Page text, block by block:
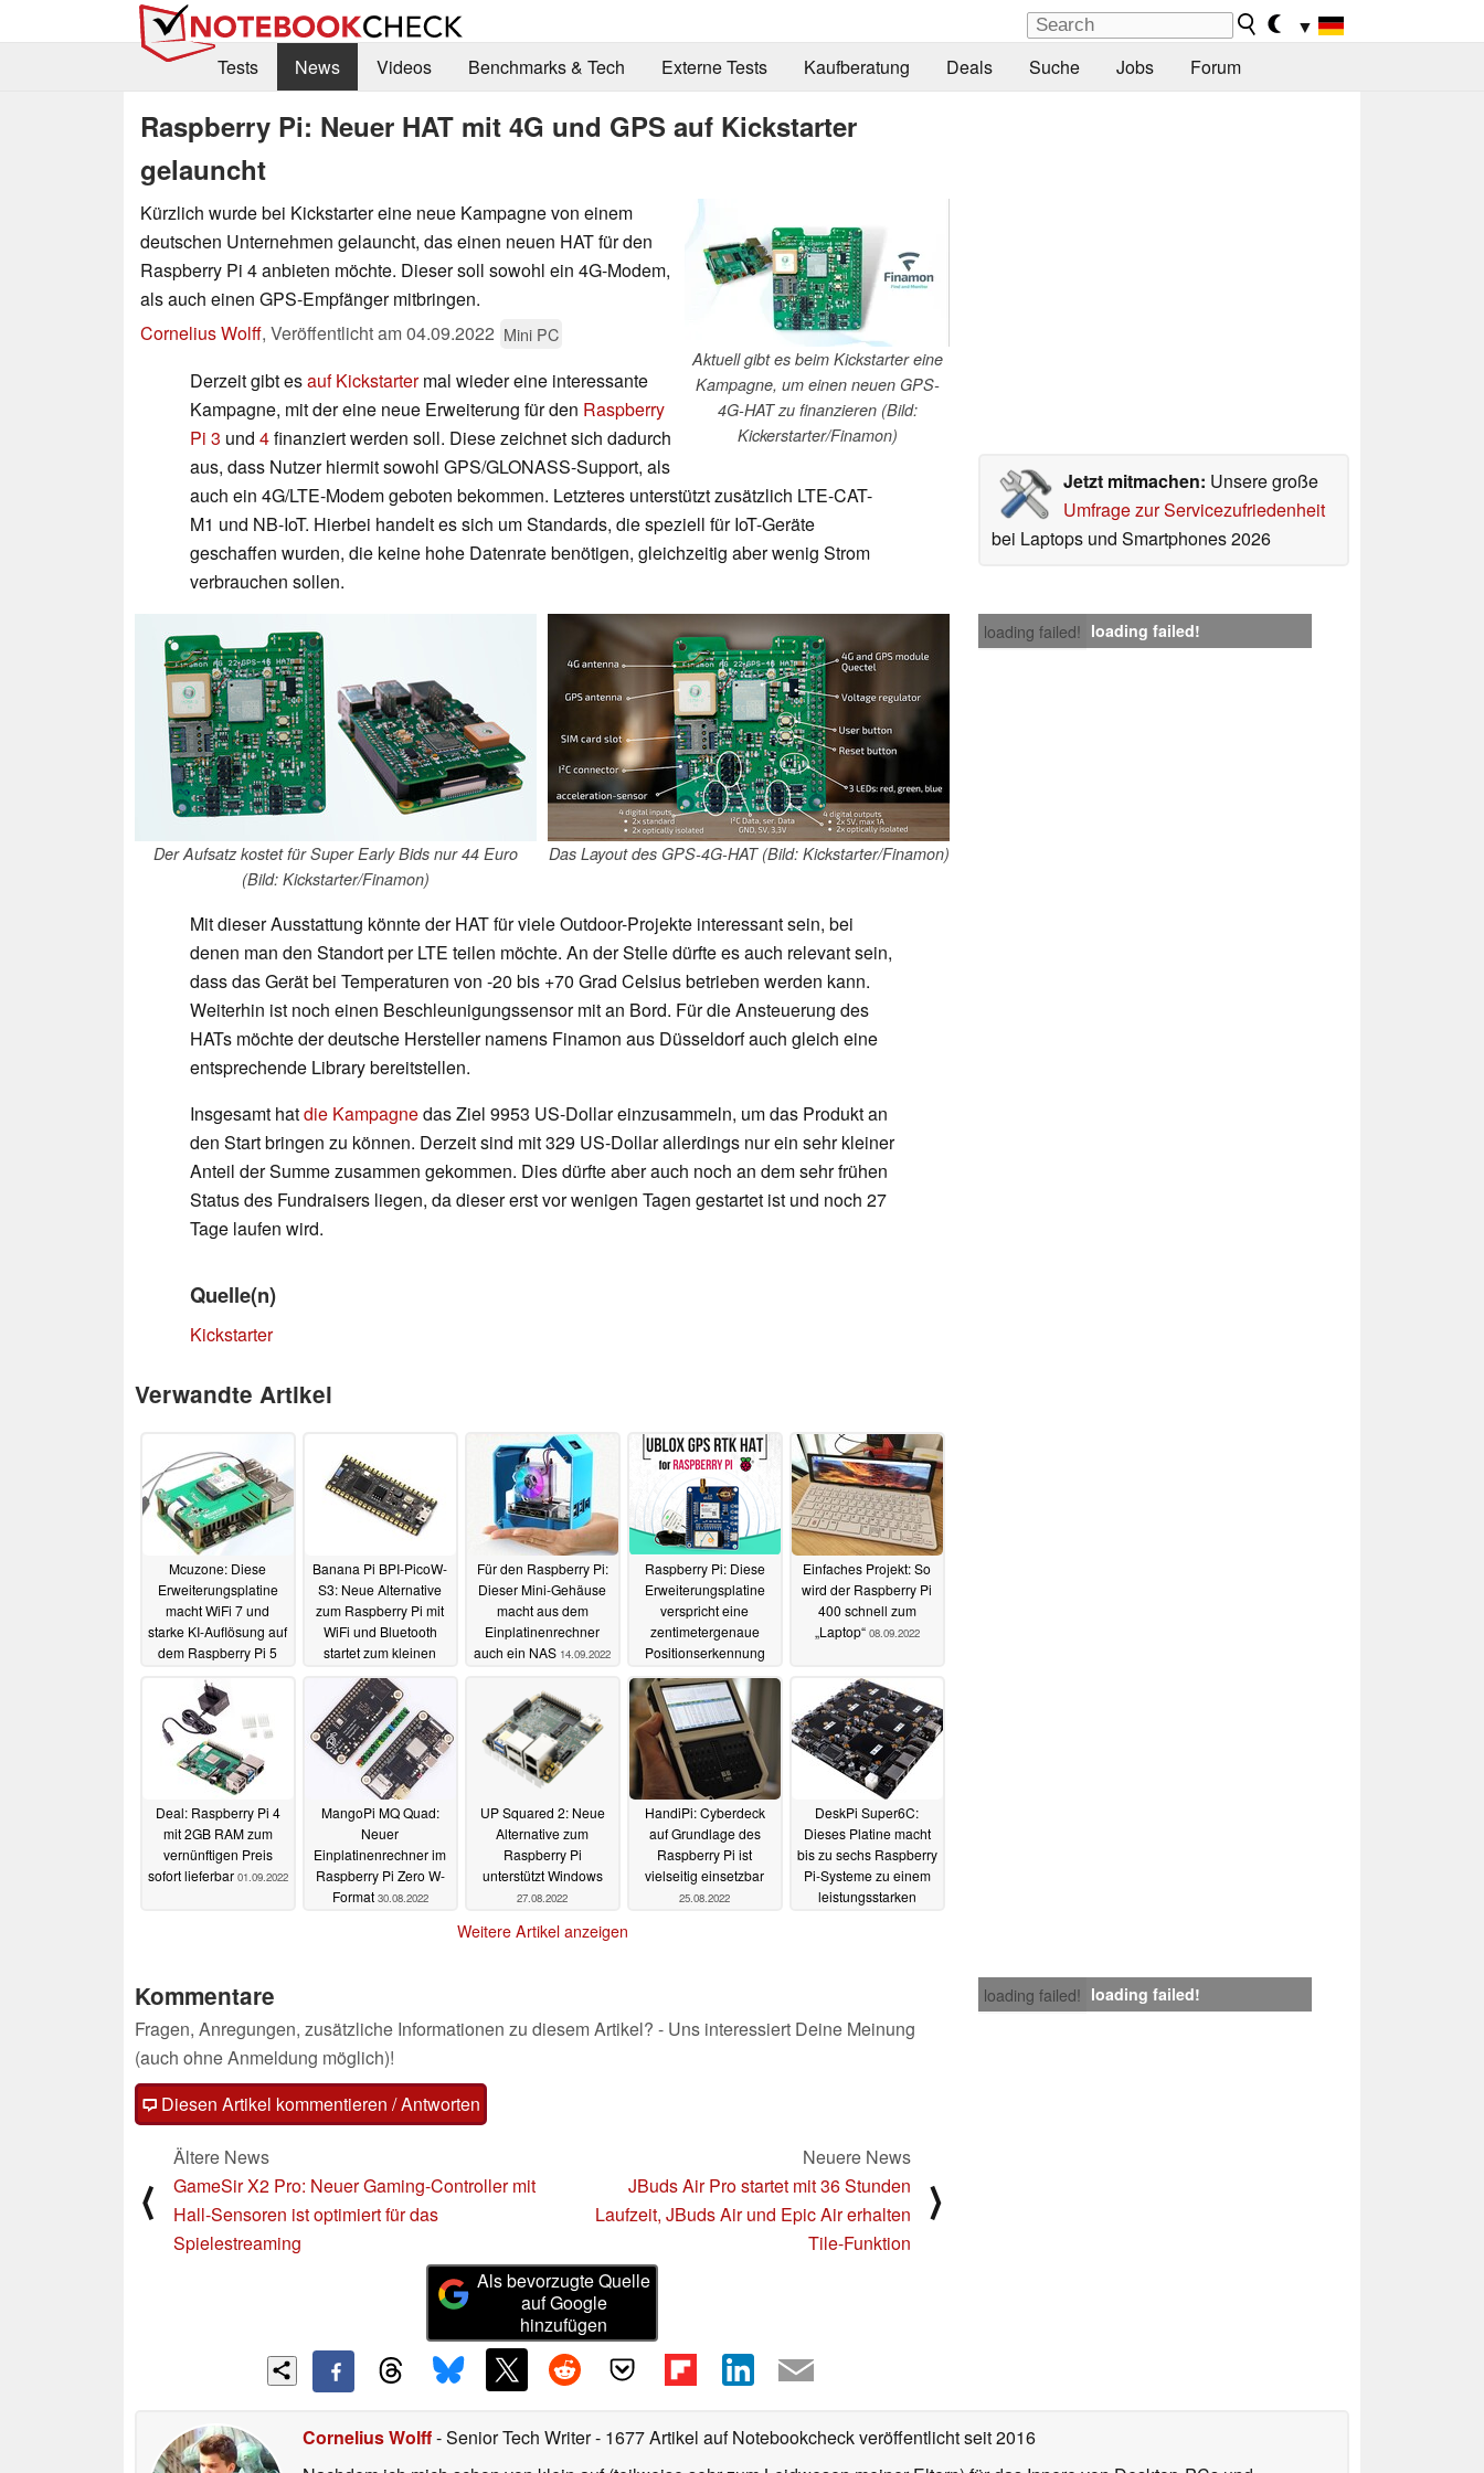
▼
Tests
News Videos Benchmarks & Tech Externe Tests Kaufberatung Deals Suche Jobs Forum
Raspberry Pi: Neuer HAT mit 4G und GPS auf Kickstarter
gelauncht
Aktuell gibt es beim Kickstarter eine
Kampagne, um einen neuen GPS-
4G-HAT zu finanzieren (Bild:
Kickerstarter/Finamon)
Kürzlich wurde bei Kickstarter eine neue Kampagne von einem
deutschen Unternehmen gelauncht, das einen neuen HAT für den
Raspberry Pi 4 anbieten möchte. Dieser soll sowohl ein 4G-Modem,
als auch einen GPS-Empfänger mitbringen.
Cornelius Wolff, Veröffentlicht am04.09.2022 Mini PC
Jetzt mitmachen: Unsere große
Umfrage zur Servicezufriedenheit
bei Laptops und Smartphones 2026
Derzeit gibt esauf Kickstartermal wieder eine interessante
Kampagne, mit der eine neue Erweiterung für den Raspberry
Pi 3 und 4finanziert werden soll. Diese zeichnet sich dadurch
aus, dass Nutzer hiermit sowohl GPS/GLONASS-Support, als
auch ein 4G/LTE-Modem geboten bekommen. Letzteres unterstützt zusätzlich LTE-CAT-
M1 und NB-IoT. Hierbei handelt es sich um Standards, die speziell für IoT-Geräte
geschaffen wurden, die keine hohe Datenrate benötigen, gleichzeitig aber wenig Strom
verbrauchen sollen.
loading failed! loading failed!
Der Aufsatz kostet für Super Early Bids nur 44 Euro
(Bild: Kickstarter/Finamon)
Das Layout des GPS-4G-HAT (Bild: Kickstarter/Finamon)
Mit dieser Ausstattung könnte der HAT für viele Outdoor-Projekte interessant sein, bei
denen man den Standort per LTE teilen möchte. An der Stelle dürfte es auch relevant sein,
dass das Gerät bei Temperaturen von -20 bis +70 Grad Celsius betrieben werden kann.
Weiterhin ist noch einen Beschleunigungssensor mit an Bord. Für die Ansteuerung des
HATs möchte der deutsche Hersteller namens Finamon aus Düsseldorf auch gleich eine
entsprechende Library bereitstellen.
Insgesamt hatdie Kampagnedas Ziel 9953 US-Dollar einzusammeln, um das Produkt an
den Start bringen zu können. Derzeit sind mit 329 US-Dollar allerdings nur ein sehr kleiner
Anteil der Summe zusammen gekommen. Dies dürfte aber auch noch an dem sehr frühen
Status des Fundraisers liegen, da dieser erst vor wenigen Tagen gestartet ist und noch 27
Tage laufen wird.
Quelle(n)
Kickstarter
Verwandte Artikel
Mcuzone: Diese
Erweiterungsplatine
macht WiFi 7 und
starke KI-Auflösung auf
dem Raspberry Pi 5
Banana Pi BPI-PicoW-
S3: Neue Alternative
zum Raspberry Pi mit
WiFi und Bluetooth
startet zum kleinen
01.10.2022
Für den Raspberry Pi:
Dieser Mini-Gehäuse
macht aus dem
Einplatinenrechner
auch ein NAS 14.09.2022
Raspberry Pi: Diese
Erweiterungsplatine
verspricht eine
zentimetergenaue
Positionserkennung
11.09.2022
Einfaches Projekt: So
wird der Raspberry Pi
400 schnell zum
„Laptop“ 08.09.2022
Deal: Raspberry Pi 4
mit 2GB RAM zum
vernünftigen Preis
sofort lieferbar 01.09.2022
MangoPi MQ Quad:
Neuer
Einplatinenrechner im
Raspberry Pi Zero W-
Format 30.08.2022
UP Squared 2: Neue
Alternative zum
Raspberry Pi
unterstützt Windows
27.08.2022
HandiPi: Cyberdeck
auf Grundlage des
Raspberry Pi ist
vielseitig einsetzbar
25.08.2022
DeskPi Super6C:
Dieses Platine macht
bis zu sechs Raspberry
Pi-Systeme zu einem
leistungsstarken
Weitere Artikel anzeigen
loading failed! loading failed!
Kommentare
Fragen, Anregungen, zusätzliche Informationen zu diesem Artikel? - Uns interessiert Deine Meinung
(auch ohne Anmeldung möglich)!
Diesen Artikel kommentieren / Antworten
⟨
Ältere News
GameSir X2 Pro: Neuer Gaming-Controller mit
Hall-Sensoren ist optimiert für das
Spielestreaming
Neuere News
JBuds Air Pro startet mit 36 Stunden
Laufzeit, JBuds Air und Epic Air erhalten
Tile-Funktion
⟩
Als bevorzugte Quelle
auf Google
hinzufügen
Cornelius Wolff- Senior Tech Writer- 1677 Artikel auf Notebookcheck veröffentlichtseit 2016